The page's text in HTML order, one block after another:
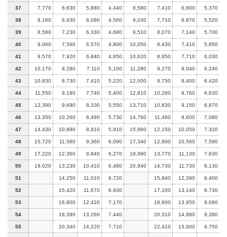
37 7,770 6,630 5,880 4,440 8,580 7,410 6,600 5,370
38 8,160 6,930 6,090 4,560 9,030 7,710 6,870 5,520
39 8,580 7,230 6,330 4,680 9,510 8,070 7,140 5,700
40 9,060 7,560 6,570 4,800 10,050 8,430 7,410 5,850
41 9,570 7,920 6,840 4,950 10,620 8,850 7,710 6,030
42 10,170 8,280 7,110 5,100 11,280 9,270 8,040 6,240
43 10,830 8,730 7,410 5,220 12,000 9,750 8,400 6,420
44 11,550 9,180 7,740 5,400 12,810 10,260 8,760 6,630
45 12,390 9,690 8,100 5,550 13,710 10,830 9,150 6,870
46 13,350 10,260 8,490 5,730 14,760 11,460 9,600 7,080
47 14,430 10,890 8,910 5,910 15,960 12,150 10,050 7,320
48 15,720 11,580 9,360 6,090 17,340 12,900 10,560 7,590
49 17,220 12,360 9,840 6,270 18,990 13,770 11,130 7,830
50 19,020 13,230 10,410 6,480 20,940 14,730 11,730 8,130
51 14,250 11,010 6,720 15,840 12,390 8,400
52 15,420 11,670 6,930 17,100 13,140 8,730
53 16,800 12,420 7,170 18,600 13,950 9,060
54 18,390 13,260 7,440 20,310 14,880 9,390
55 20,340 14,220 7,710 22,410 15,900 9,750